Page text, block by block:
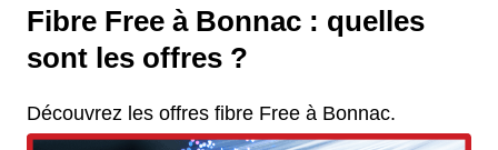
Fibre Free à Bonnac : quelles
sont les offres ?
Découvrez les offres fibre Free à Bonnac.